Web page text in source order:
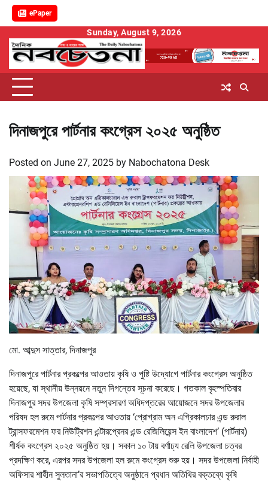
ePaper
content
Sunday, August 9, 2026
দিনাজপুরে পার্টনার কংগ্রেস ২০২৫ অনুষ্ঠিত
Posted on June 27, 2025 by Nabochatona Desk
মো. আব্দুস সাত্তার, দিনাজপুর
দিনাজপুরে পার্টনার প্রকল্পের আওতায় কৃষি ও পুষ্টি উদ্যোগে পার্টনার কংগ্রেস অনুষ্ঠিত
হয়েছে, যা স্থানীয় উন্নয়নে নতুন দিগন্তের সূচনা করেছে। গতকাল বৃহস্পতিবার
দিনাজপুর সদর উপজেলা কৃষি সম্প্রসারণ অধিদপ্তরের আয়োজনে সদর উপজেলার
পরিষদ হল রুমে পার্টনার প্রকল্পের আওতায় ‘প্রোগ্রাম অন এগ্রিকালচার এন্ড রুরাল
ট্রান্সফরমেশন ফর নিউট্রিশন এন্টারপ্রেনর এন্ড রেজিলিয়েন্স ইন বাংলাদেশ’ (পার্টনার)
শীর্ষক কংগ্রেস ২০২৫ অনুষ্ঠিত হয়। সকাল ১০ টায় বর্ণাঢ্য রেলি উপজেলা চত্বর
প্রদক্ষিণ করে, এরপর সদর উপজেলা হল রুমে কংগ্রেস শুরু হয়। সদর উপজেলা নির্বাহী
অফিসার শাহীন সুলতানা’র সভাপতিত্বে অনুষ্ঠানে প্রধান অতিথির বক্তব্যে কৃষি